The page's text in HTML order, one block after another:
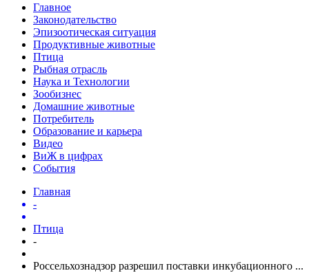
Главное
Законодательство
Эпизоотическая ситуация
Продуктивные животные
Птица
Рыбная отрасль
Наука и Технологии
Зообизнес
Домашние животные
Потребитель
Образование и карьера
Видео
ВиЖ в цифрах
События
Главная
-
Птица
-
Россельхознадзор разрешил поставки инкубационного ...